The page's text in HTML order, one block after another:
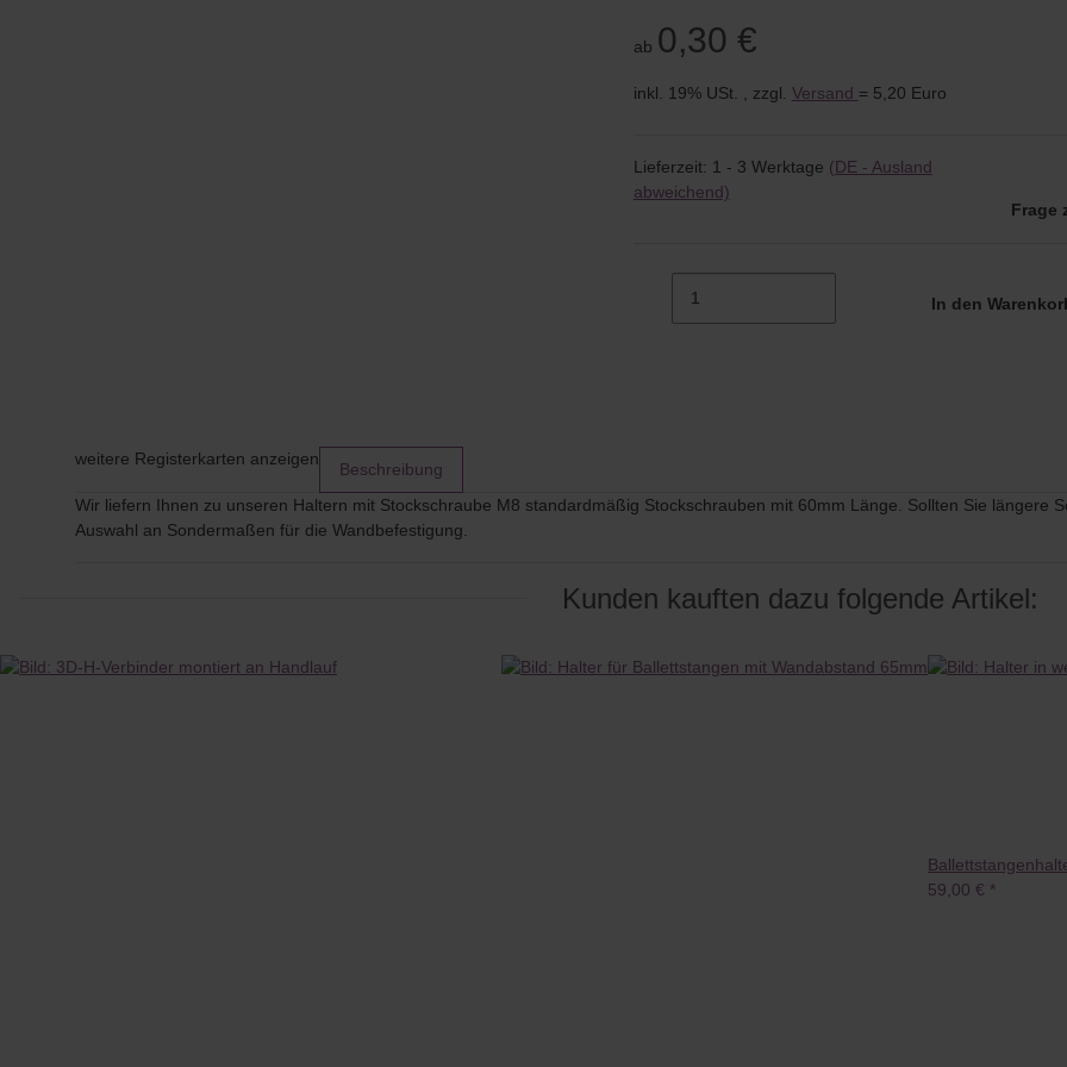
ab 0,30 €
inkl. 19% USt. , zzgl. Versand = 5,20 Euro
Lieferzeit: 1 - 3 Werktage (DE - Ausland
abweichend)
Frage
In den
weitere Registerkarten anzeigen
Beschreibung
Wir liefern Ihnen zu unseren Haltern mit Stockschraube M8 standardmäßig Stockschrauben mit 60mm Länge. Sollten Sie längere
Auswahl an Sondermaßen für die Wandbefestigung.
Kunden kauften dazu folgende Artikel:
59,00 € *